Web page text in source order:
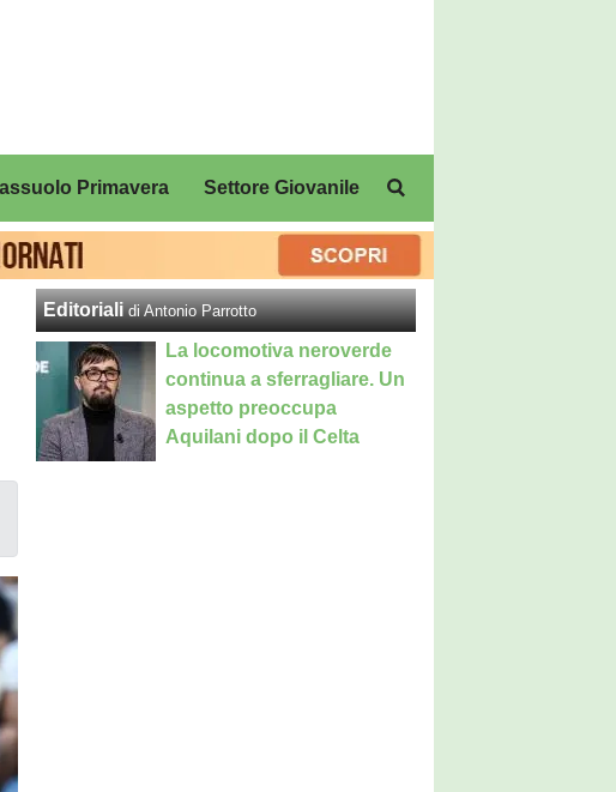
Primavera Settore Giovanile
Editoriali di Antonio Parrotto
La locomotiva neroverde
continua a sferragliare. Un
aspetto preoccupa
Aquilani dopo il Celta